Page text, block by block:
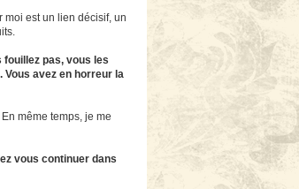
moi est un lien décisif, un
pas, vous les
Vous avez en horreur la
même temps, je me
vous continuer dans